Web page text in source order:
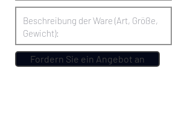
Fordern Sie ein Angebot an